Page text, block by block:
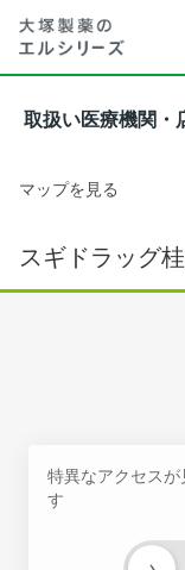
取扱い医療機関・
マップを見る
スギドラッグ
特異なアクセス
す